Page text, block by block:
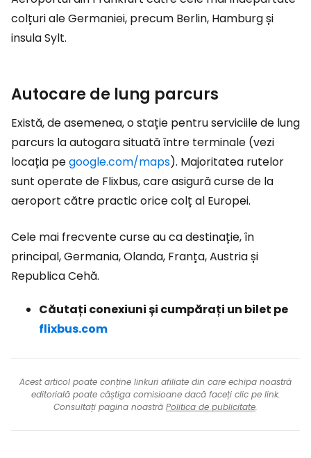
colțuri ale Germaniei, precum Berlin, Hamburg și
insula Sylt.
Autocare de lung parcurs
Există, de asemenea, o stație pentru serviciile de lung
parcurs la autogara situată între terminale (vezi
locația pegoogle.com/maps). Majoritatea rutelor
sunt operate de Flixbus, care asigură curse de la
aeroport către practic orice colț al Europei.
Cele mai frecvente curse au ca destinație, în
principal, Germania, Olanda, Franța, Austria și
Republica Cehă.
Căutați conexiuni și cumpărați un bilet pe
flixbus.com
Acest articol poate conține linkuri afiliate din care echipa noastră
editorială poate câștiga comisioane dacă faceți clic pe link.
Consultați pagina noastră Politica de publicitate.